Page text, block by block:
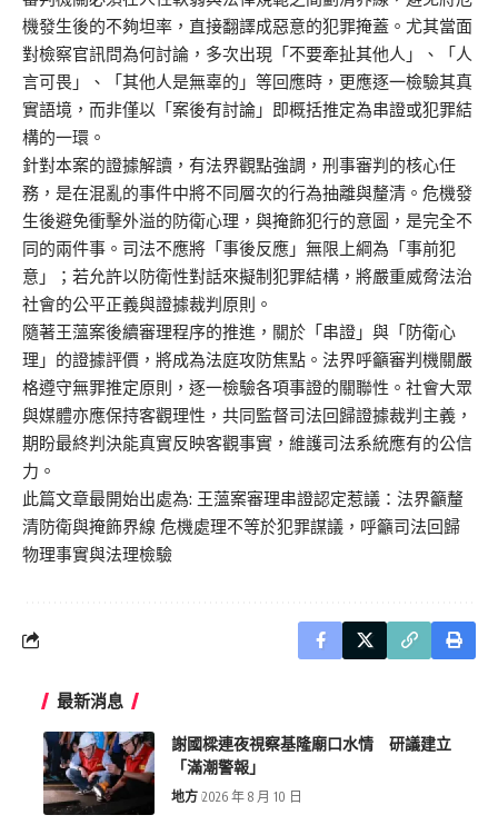
機發生後的不夠坦率，直接翻譯成惡意的犯罪掩蓋。尤其當面
對檢察官訊問為何討論，多次出現「不要牽扯其他人」、「人
言可畏」、「其他人是無辜的」等回應時，更應逐一檢驗其真
實語境，而非僅以「案後有討論」即概括推定為串證或犯罪結
構的一環。
針對本案的證據解讀，有法界觀點強調，刑事審判的核心任
務，是在混亂的事件中將不同層次的行為抽離與釐清。危機發
生後避免衝擊外溢的防衛心理，與掩飾犯行的意圖，是完全不
同的兩件事。司法不應將「事後反應」無限上綱為「事前犯
意」；若允許以防衛性對話來擬制犯罪結構，將嚴重威脅法治
社會的公平正義與證據裁判原則。
隨著王薀案後續審理程序的推進，關於「串證」與「防衛心
理」的證據評價，將成為法庭攻防焦點。法界呼籲審判機關嚴
格遵守無罪推定原則，逐一檢驗各項事證的關聯性。社會大眾
與媒體亦應保持客觀理性，共同監督司法回歸證據裁判主義，
期盼最終判決能真實反映客觀事實，維護司法系統應有的公信
力。
此篇文章最開始出處為: 王薀案審理串證認定惹議：法界籲釐
清防衛與掩飾界線 危機處理不等於犯罪謀議，呼籲司法回歸
物理事實與法理檢驗
最新消息
謝國樑連夜視察基隆廟口水情 研議建立
「滿潮警報」
地方 2026 年 8 月 10 日